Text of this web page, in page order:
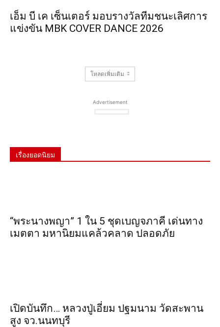
เอ็ม บี เค เซ็นเตอร์ มอบรางวัลทีมชนะเลิศการ
แข่งขัน MBK COVER DANCE 2026
โหลดเพิ่มเติม
Advertisement
เรื่องยอดนิยม
“พระ​นาง​พญา” 1 ใน 5​ ชุดเบญจ​ภาคี​ เด่นทาง
เมตตา​ มหา​นิยม​แคล้วคลาด​ ปลอดภัย​
เปิดบันทึก… หลวงปู่เอี่ยม ​ปฐม​นาม​ วัดสะพาน
สูง​ จว.นนทบุรี